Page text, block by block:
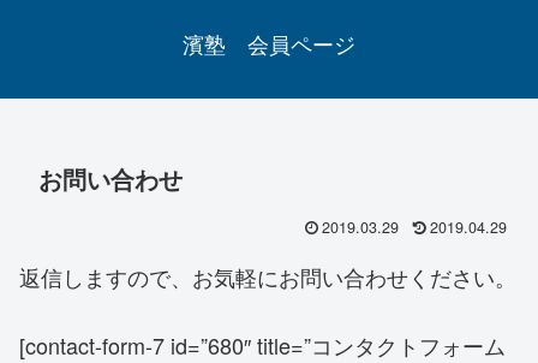
濱塾 会員ページ
お問い合わせ
2019.03.29 2019.04.29
返信しますので、お気軽にお問い合わせください。
[contact-form-7 id=”680″ title=”コンタクトフォーム